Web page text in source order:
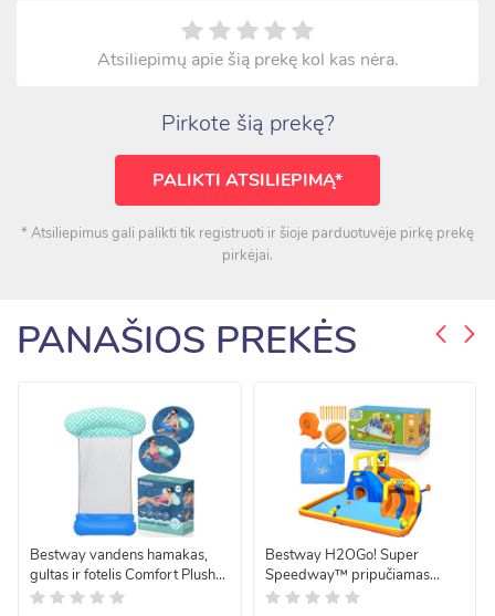
Atsiliepimų apie šią prekę kol kas nėra.
Pirkote šią prekę?
PALIKTI ATSILIEPIMĄ*
* Atsiliepimus gali palikti tik registruoti ir šioje parduotuvėje pirkę prekę
pirkėjai.
PANAŠIOS PREKĖS
Bestway vandens hamakas,
gultas ir fotelis Comfort Plush
43555 145x87 cm
Bestway H2OGo! Super
Speedway™ pripučiamas
vandens pramogų parkas 551